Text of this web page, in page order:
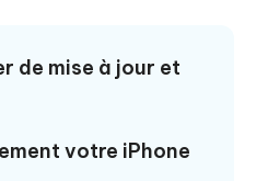
de mise à jour et
votre iPhone